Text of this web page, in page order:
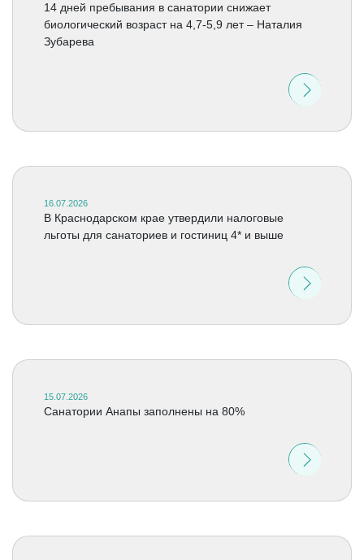
14 дней пребывания в санатории снижает
биологический возраст на 4,7-5,9 лет – Наталия
Зубарева
16.07.2026
В Краснодарском крае утвердили налоговые
льготы для санаториев и гостиниц 4* и выше
15.07.2026
Санатории Анапы заполнены на 80%